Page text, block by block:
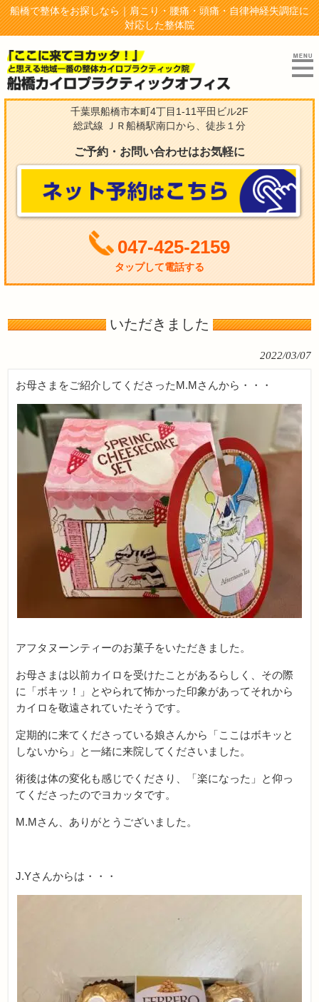
船橋で整体をお探しなら｜肩こり・腰痛・頭痛・自律神経失調症に
対応した整体院
千葉県船橋市本町4丁目1-11平田ビル2F
総武線 ＪＲ船橋駅南口から、徒歩１分
ご予約・お問い合わせはお気軽に
047-425-2159
タップして電話する
いただきました
2022/03/07
お母さまをご紹介してくださったM.Mさんから・・・
アフタヌーンティーのお菓子をいただきました。
お母さまは以前カイロを受けたことがあるらしく、その際
に「ボキッ！」とやられて怖かった印象があってそれから
カイロを敬遠されていたそうです。
定期的に来てくださっている娘さんから「ここはボキッと
しないから」と一緒に来院してくださいました。
術後は体の変化も感じでくださり、「楽になった」と仰っ
てくださったのでヨカッタです。
M.Mさん、ありがとうございました。
J.Yさんからは・・・